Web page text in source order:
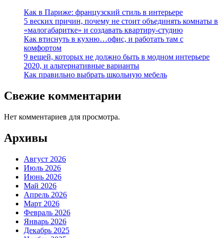
Как в Париже: французский стиль в интерьере
5 веских причин, почему не стоит объединять комнаты в
«малогабаритке» и создавать квартиру-студию
Как втиснуть в кухню…офис, и работать там с
комфортом
9 вещей, которых не должно быть в модном интерьере
2020, и альтернативные варианты
Как правильно выбрать школьную мебель
Свежие комментарии
Нет комментариев для просмотра.
Архивы
Август 2026
Июль 2026
Июнь 2026
Май 2026
Апрель 2026
Март 2026
Февраль 2026
Январь 2026
Декабрь 2025